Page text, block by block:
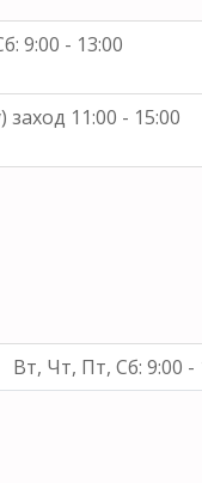
9:00 - 13:00
заход 11:00 - 15:00
Вт, Чт, Пт, Сб: 9:00